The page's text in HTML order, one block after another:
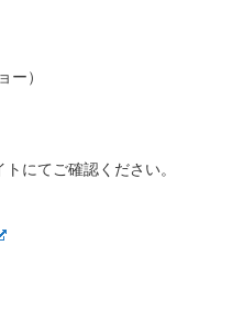
ー）
にてご確認ください。